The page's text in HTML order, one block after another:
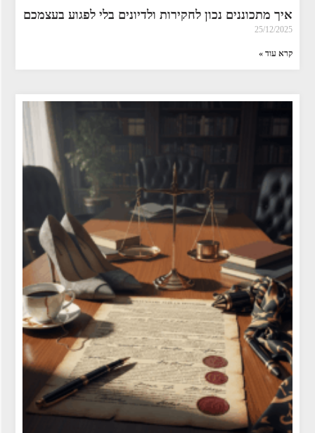
איך מתכוננים נכון לחקירות ולדיונים בלי לפגוע בעצמכם
25/12/2025
קרא עוד »